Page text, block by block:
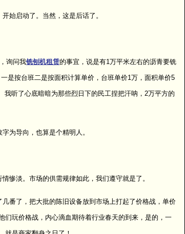
始启动了。当然，这是后话了。
询问我铣刨机租赁的事宜，说是有1万平米左右的沥青要铣
是按台班二是按面积计算单价，台班单价1万，面积单价5
我听了心底暗暗为那些烈日下的民工捏把汗呐，2万平方的
为导向，也算是个精明人。
惨淡。市场的供需规律如此，我们遵守就是了。
番了，把大批的陈旧设备放到市场上打起了价格战，单价
玩价格战，内心滴血期待着行业春天的到来，是的，一